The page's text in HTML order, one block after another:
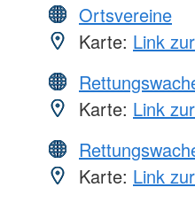
Ortsvereine
Karte: Link
Karte: Link
Karte: Link